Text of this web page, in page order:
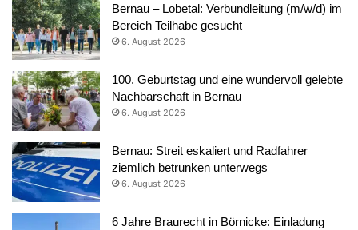
Bernau – Lobetal: Verbundleitung (m/w/d) im
Bereich Teilhabe gesucht
6. August 2026
100. Geburtstag und eine wundervoll gelebte
Nachbarschaft in Bernau
6. August 2026
Bernau: Streit eskaliert und Radfahrer
ziemlich betrunken unterwegs
6. August 2026
6 Jahre Braurecht in Börnicke: Einladung